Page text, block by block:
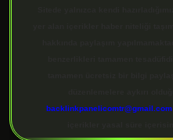
backlinkpanelicomtr@gmail.com